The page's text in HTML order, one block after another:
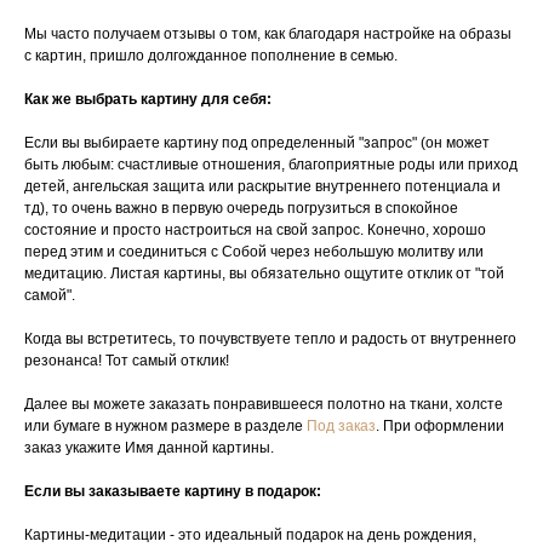
Мы часто получаем отзывы о том, как благодаря настройке на образы
с картин, пришло долгожданное пополнение в семью.
Как же выбрать картину для себя:
Если вы выбираете картину под определенный "запрос" (он может
быть любым: счастливые отношения, благоприятные роды или приход
детей, ангельская защита или раскрытие внутреннего потенциала и
тд), то очень важно в первую очередь погрузиться в спокойное
состояние и просто настроиться на свой запрос. Конечно, хорошо
перед этим и соединиться с Собой через небольшую молитву или
медитацию. Листая картины, вы обязательно ощутите отклик от "той
самой".
Когда вы встретитесь, то почувствуете тепло и радость от внутреннего
резонанса! Тот самый отклик!
Далее вы можете заказать понравившееся полотно на ткани, холсте
или бумаге в нужном размере в разделе Под заказ. При оформлении
заказ укажите Имя данной картины.
Если вы заказываете картину в подарок:
Картины-медитации - это идеальный подарок на день рождения,